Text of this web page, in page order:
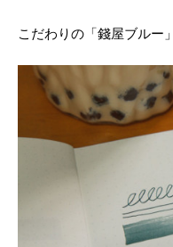
こだわりの「錢屋ブルー」